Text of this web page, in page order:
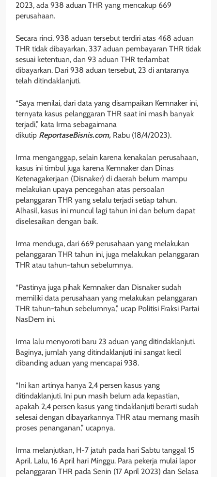
2023, ada 938 aduan THR yang mencakup 669
perusahaan.
Secara rinci, 938 aduan tersebut terdiri atas 468 aduan
THR tidak dibayarkan, 337 aduan pembayaran THR tidak
sesuai ketentuan, dan 93 aduan THR terlambat
dibayarkan. Dari 938 aduan tersebut, 23 di antaranya
telah ditindaklanjuti.
“Saya menilai, dari data yang disampaikan Kemnaker ini,
ternyata kasus pelanggaran THR saat ini masih banyak
terjadi,” kata Irma sebagaimana
dikutip ReportaseBisnis.com, Rabu (18/4/2023).
Irma menganggap, selain karena kenakalan perusahaan,
kasus ini timbul juga karena Kemnaker dan Dinas
Ketenagakerjaan (Disnaker) di daerah belum mampu
melakukan upaya pencegahan atas persoalan
pelanggaran THR yang selalu terjadi setiap tahun.
Alhasil, kasus ini muncul lagi tahun ini dan belum dapat
diselesaikan dengan baik.
Irma menduga, dari 669 perusahaan yang melakukan
pelanggaran THR tahun ini, juga melakukan pelanggaran
THR atau tahun-tahun sebelumnya.
“Pastinya juga pihak Kemnaker dan Disnaker sudah
memiliki data perusahaan yang melakukan pelanggaran
THR tahun-tahun sebelumnya,” ucap Politisi Fraksi Partai
NasDem ini.
Irma lalu menyoroti baru 23 aduan yang ditindaklanjuti.
Baginya, jumlah yang ditindaklanjuti ini sangat kecil
dibanding aduan yang mencapai 938.
“Ini kan artinya hanya 2,4 persen kasus yang
ditindaklanjuti. Ini pun masih belum ada kepastian,
apakah 2,4 persen kasus yang tindaklanjuti berarti sudah
selesai dengan dibayarkannya THR atau memang masih
proses penanganan,” ucapnya.
Irma melanjutkan, H-7 jatuh pada hari Sabtu tanggal 15
April. Lalu, 16 April hari Minggu. Para pekerja mulai lapor
pelanggaran THR pada Senin (17 April 2023) dan Selasa